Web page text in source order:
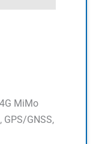
MiMo
GPS/GNSS,